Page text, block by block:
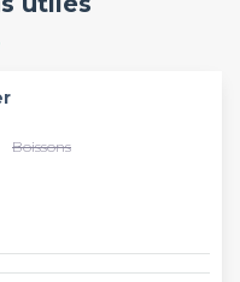
Boissons